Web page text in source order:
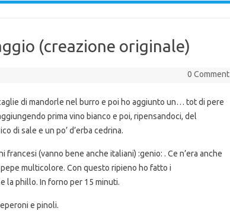
(creazione originale)
0 Comment
di mandorle nel burro e poi ho aggiunto un… tot di pere
prima vino bianco e poi, ripensandoci, del
di sale e un po’ d’erba cedrina.
(vanno bene anche italiani) :genio: . Ce n’era anche
multicolore. Con questo ripieno ho fatto i
la phillo. In forno per 15 minuti.
e pinoli.